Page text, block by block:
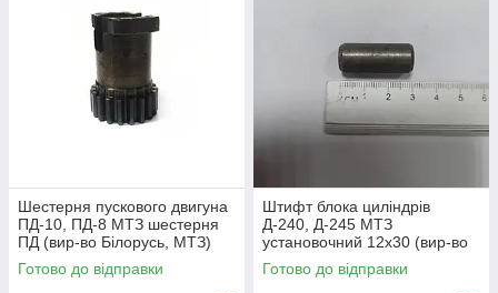
Шестерня пускового двигуна
ПД-10, ПД-8 МТЗ шестерня
ПД (вир-во Білорусь, МТЗ)
50-1024092-2А /
5010240922А
Готово до відправки
Штифт блока циліндрів
Д-240, Д-245 МТЗ
установочний 12х30 (вир-во
Україна) 50-1002034 / 50-
1002034-А
Готово до відправки